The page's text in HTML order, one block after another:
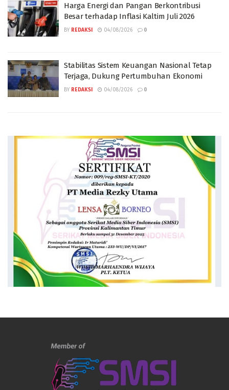
Harga Energi dan Pangan Berkontribusi
Besar terhadap Inflasi Kaltim Juli 2026
BY REDAKSI 04/08/2026 0
Stabilitas Sistem Keuangan Nasional Tetap
Terjaga, Dukung Pertumbuhan Ekonomi
BY REDAKSI 04/08/2026 0